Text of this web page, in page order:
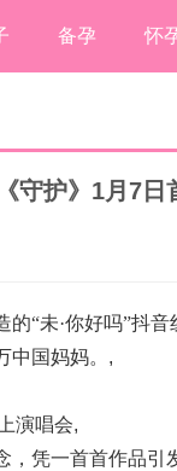
备孕 怀
守护》1月7日
“未·你好吗”抖
国妈妈。 ,
演唱会,
凭一首首作品